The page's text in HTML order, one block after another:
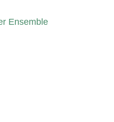
Ensemble